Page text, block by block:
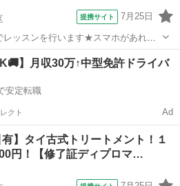
提携サイト 7月25日
レッスンを行います★スマホがあれば
いて行うテクニックになります。レッ
て頂きます。お客様は洋服を脱がず
ゆっく...
】月収30万↑中型免許ドライバ
安定転職
クト Ad
有】タイ古式トリートメント！１
円！【修了証ディプロマ…